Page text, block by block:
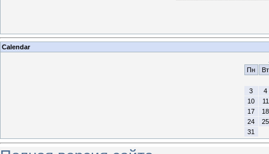
Calendar
Пн
Вт
3
4
10
11
17
18
24
25
31